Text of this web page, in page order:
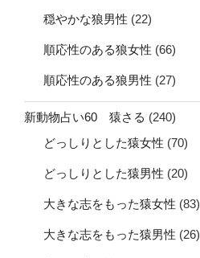
穏やかな狼男性 (22)
順応性のある狼女性 (66)
順応性のある狼男性 (27)
新動物占い60 猿さる (240)
どっしりとした猿女性 (70)
どっしりとした猿男性 (20)
大きな志をもった猿女性 (83)
大きな志をもった猿男性 (26)